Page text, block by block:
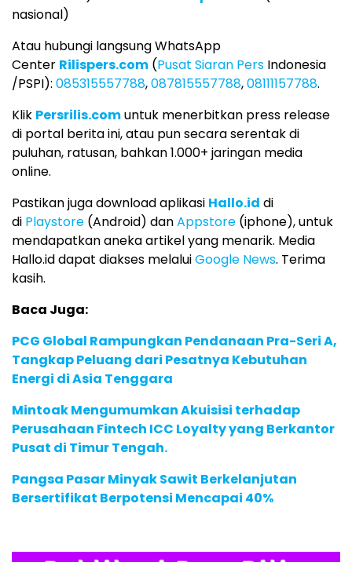
nasional)
Atau hubungi langsung WhatsApp
Center Rilispers.com (Pusat Siaran Pers Indonesia
/PSPI): 085315557788,087815557788,08111157788.
Klik Persrilis.comuntuk menerbitkan press release
di portal berita ini, atau pun secara serentak di
puluhan, ratusan, bahkan 1.000+ jaringan media
online.
Pastikan juga download aplikasi Hallo.id di
di Playstore (Android) danAppstore (iphone), untuk
mendapatkan aneka artikel yang menarik. Media
Hallo.id dapat diakses melaluiGoogle News. Terima
kasih.
Baca Juga:
PCG Global Rampungkan Pendanaan Pra-Seri A,
Tangkap Peluang dari Pesatnya Kebutuhan
Energi di Asia Tenggara
Mintoak Mengumumkan Akuisisi terhadap
Perusahaan Fintech ICC Loyalty yang Berkantor
Pusat di Timur Tengah.
Pangsa Pasar Minyak Sawit Berkelanjutan
Bersertifikat Berpotensi Mencapai 40%